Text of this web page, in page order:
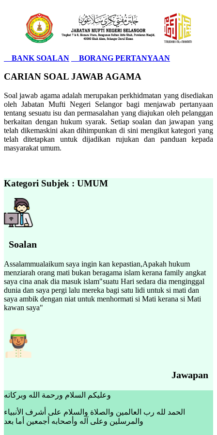
BANK SOALAN BORANG PERTANYAAN
CARIAN SOAL JAWAB AGAMA
Soal jawab agama adalah merupakan perkhidmatan yang disediakan
oleh Jabatan Mufti Negeri Selangor bagi menjawab pertanyaan
tentang sesuatu isu dan permasalahan yang diajukan oleh pelanggan
berkaitan dengan hukum syarak. Setiap soalan dan jawapan yang
telah dikemaskini akan dihimpunkan di sini mengikut kategori yang
telah ditetapkan untuk dijadikan rujukan dan panduan kepada
masyarakat umum.
Kategori Subjek : UMUM
Soalan
Assalammualaikum saya ingin kan kepastian,Apakah hukum
menziarah orang mati bukan beragama islam kerana family angkat
saya cina anak dia masuk islam"suatu Hari sedara dia menginggal
dunia dan saya pergi lalu mereka bagi satu lidi untuk si mati dan
saya ambik dengan niat untuk menhormati si Mati kerana si Mati
kawan saya"
Jawapan
وعليكم السلام ورحمة الله وبركاته
الحمد لله رب العالمين والصلاة والسلام على أشرف الأنبياء
والمرسلين وعلى آله وأصحابه أجمعين أما بعد